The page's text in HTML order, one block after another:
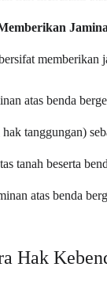
memberikan
atas benda
tanggungan)
tanah beserta
atas benda
Hak